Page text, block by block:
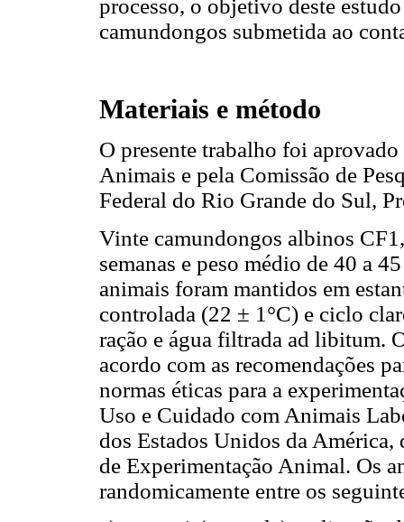
processo, o objetivo deste
camundongos submetida ao
Materiais e método
O presente trabalho foi
Animais e pela Comissão de
Federal do Rio Grande do Sul,
Vinte camundongos albinos
semanas e peso médio de 40 a
animais foram mantidos em
controlada (22 ± 1°C) e ciclo
ração e água filtrada ad libitum.
acordo com as recomendações
normas éticas para a
Uso e Cuidado com Animais
dos Estados Unidos da
de Experimentação Animal. Os
randomicamente entre os